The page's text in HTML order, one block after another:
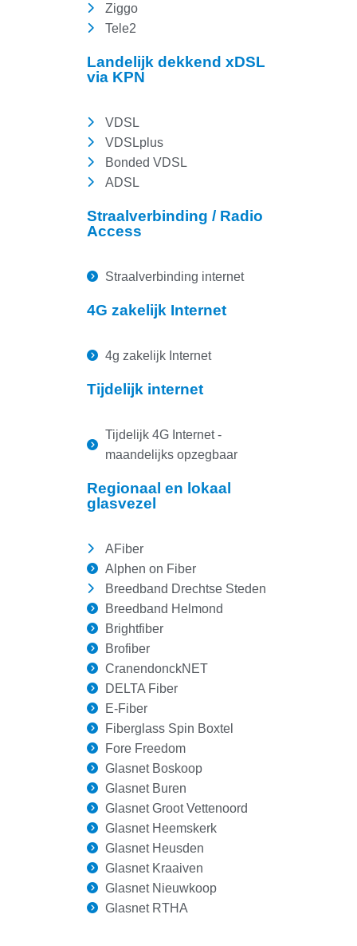
Ziggo
Tele2
Landelijk dekkend xDSL
via KPN
VDSL
VDSLplus
Bonded VDSL
ADSL
Straalverbinding / Radio
Access
Straalverbinding internet
4G zakelijk Internet
4g zakelijk Internet
Tijdelijk internet
Tijdelijk 4G Internet -
maandelijks opzegbaar
Regionaal en lokaal
glasvezel
AFiber
Alphen on Fiber
Breedband Drechtse Steden
Breedband Helmond
Brightfiber
Brofiber
CranendonckNET
DELTA Fiber
E-Fiber
Fiberglass Spin Boxtel
Fore Freedom
Glasnet Boskoop
Glasnet Buren
Glasnet Groot Vettenoord
Glasnet Heemskerk
Glasnet Heusden
Glasnet Kraaiven
Glasnet Nieuwkoop
Glasnet RTHA